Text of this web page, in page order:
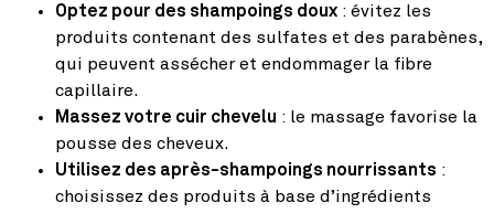
Optez pour des shampoings doux : évitez les
produits contenant des sulfates et des parabènes,
qui peuvent assécher et endommager la fibre
capillaire.
Massez votre cuir chevelu : le massage favorise la
pousse des cheveux.
Utilisez des après-shampoings nourrissants :
choisissez des produits à base d’ingrédients